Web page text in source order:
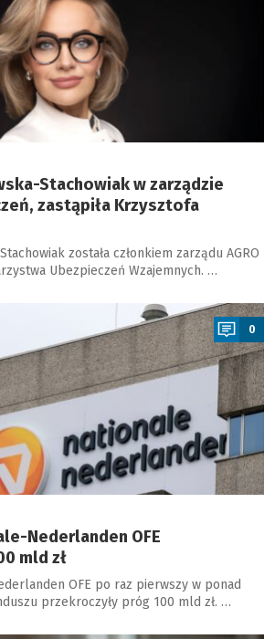
Stachowiak w zarządzie
zastąpiła Krzysztofa
została członkiem zarządu AGRO
Ubezpieczeń Wzajemnych. …
0
Nederlanden OFE
mld zł
OFE po raz pierwszy w ponad
przekroczyły próg 100 mld zł. …